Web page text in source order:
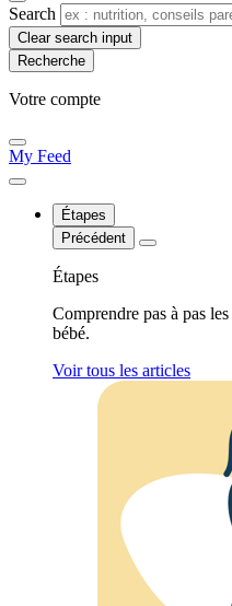
Search
Clear search input
Votre compte​
My Feed
Étapes
Précédent
Étapes
Comprendre pas à pas
bébé.
Voir tous les articles